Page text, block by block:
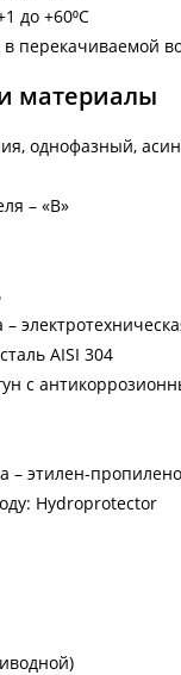
до +60⁰С
перекачиваемой
материалы
однофазный,
– «В»
AISI 304
с
этилен-
Hydroprotector